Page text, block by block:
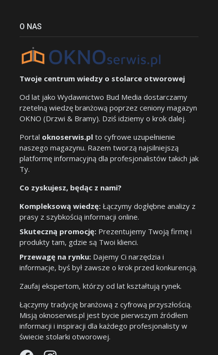
O NAS
Twoje centrum wiedzy o stolarce otworowej
Od lat jako Wydawnictwo Bud Media dostarczamy
rzetelną wiedzę branżową poprzez ceniony magazyn
OKNO (Drzwi & Bramy). Dziś idziemy o krok dalej.
Portal oknoserwis.pl to cyfrowe uzupełnienie
naszego magazynu. Razem tworzą najsilniejszą
platformę informacyjną dla profesjonalistów takich jak
Ty.
Co zyskujesz, będąc z nami?
Kompleksową wiedzę: Łączymy dogłębne analizy z
prasy z szybkością informacji online.
Skuteczną promocję: Prezentujemy Twoją firmę i
produkty tam, gdzie są Twoi klienci.
Przewagę na rynku: Dajemy Ci narzędzia i
informacje, byś był zawsze o krok przed konkurencją.
Zaufaj ekspertom, którzy od lat kształtują rynek.
Łączymy tradycję branżową z cyfrową przyszłością.
Misją oknoserwis.pl jest bycie pierwszym źródłem
informacji i inspiracji dla każdego profesjonalisty w
świecie stolarki otworowej.